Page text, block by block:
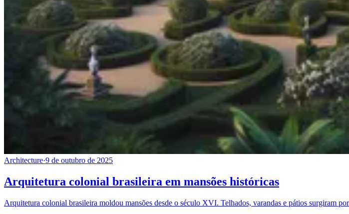
Architecture·9 de outubro de 2025
Arquitetura colonial brasileira em mansões históricas
Arquitetura colonial brasileira moldou mansões desde o século XVI. Telhados, varandas e pátios surgiram